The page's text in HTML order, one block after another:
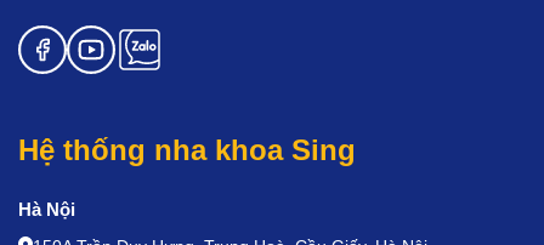
Hệ thống nha khoa Sing
Hà Nội